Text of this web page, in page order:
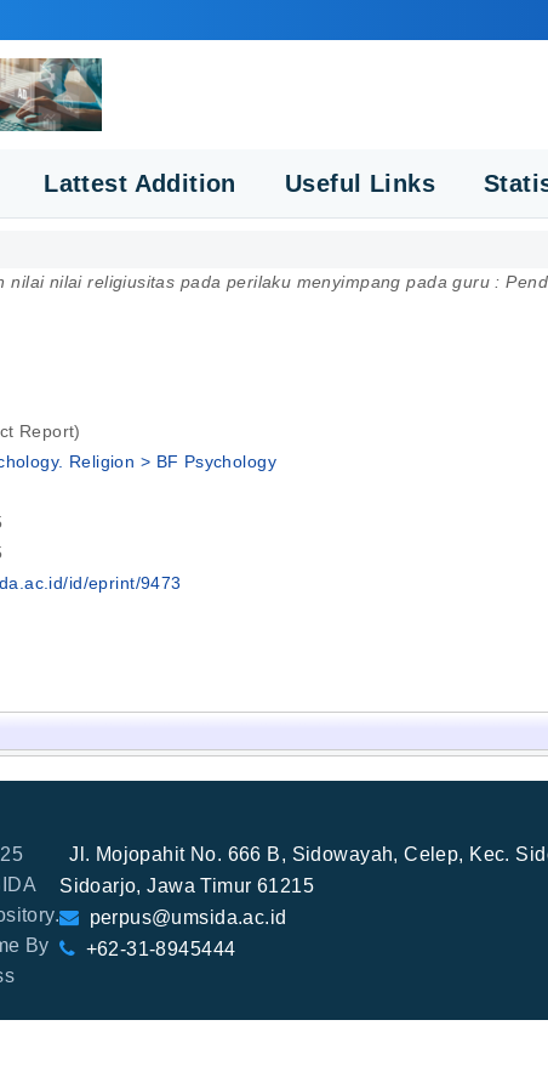
Lattest Addition Useful Links
nilai nilai religiusitas pada perilaku menyimpang pada guru :
Report)
Religion > BF Psychology
id/eprint/9473
By
Jl. Mojopahit No. 666 B, Sidowayah, Celep, Kec.
Sidoarjo, Jawa Timur 61215
perpus@umsida.ac.id
+62-31-8945444